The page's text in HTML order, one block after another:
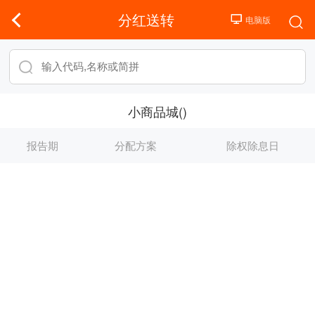
分红送转
小商品城()
报告期 分配方案 除权除息日